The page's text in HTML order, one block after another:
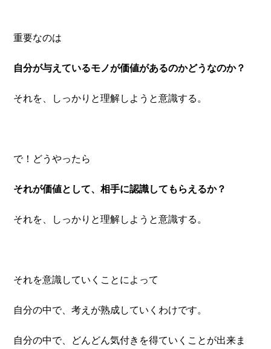
重要なのは
自分が与えているモノが価値があるのかどうなのか？
それを、しっかりと理解しようと意識する。
で！どうやったら
それが価値として、相手に認識してもらえるか？
それを、しっかりと理解しようと意識する。
それを意識していくことによって
自分の中で、考えが熟成していくわけです。
自分の中で、どんどん気付きを得ていくことが出来ま